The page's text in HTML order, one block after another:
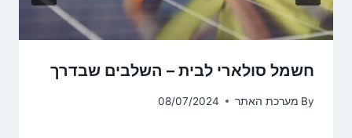
חשמל סולארי לבית – השלבים שבדרך
By מערכת האתר 08/07/2024